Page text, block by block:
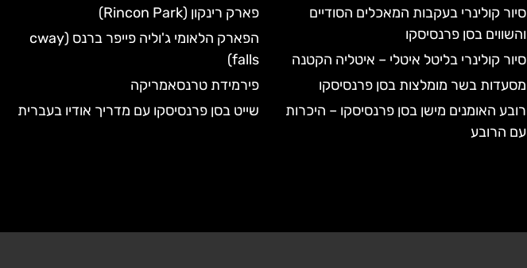
סיור קולינרי בעקבות המאכלים הסודיים
והשווים בסן פרנסיסקו
סיור קולינרי בליטל איטלי – איטליה הקטנה
מסעדות בשר מומלצות בסן פרנסיסקו
רובע האומנים מישן בסן פרנסיסקו – היכרות
עם הרובע
פארק רינקון (Rincon Park)
הפארק הלאומי ג'וליה פייפר ברנס (cway
falls)
פירמידת טרנסאמריקה
שייט בסן פרנסיסקו עם מדריך אודיו בעברית